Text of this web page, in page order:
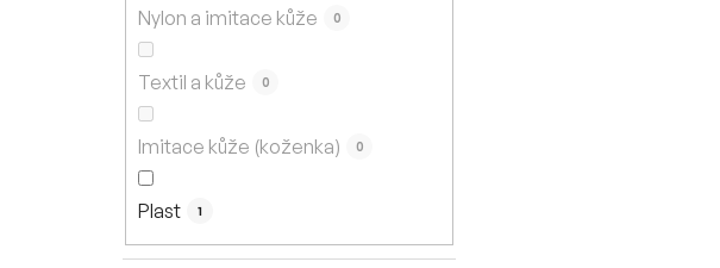
Nylon a imitace kůže 0
Textil a kůže 0
Imitace kůže (koženka) 0
Plast 1